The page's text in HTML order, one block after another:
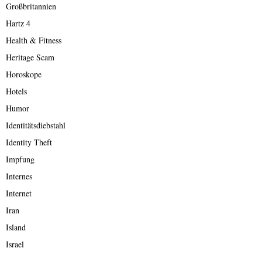
Großbritannien
Hartz 4
Health & Fitness
Heritage Scam
Horoskope
Hotels
Humor
Identitätsdiebstahl
Identity Theft
Impfung
Internes
Internet
Iran
Island
Israel